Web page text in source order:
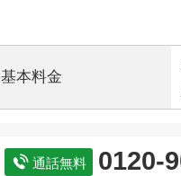
基本料金
通話無料 0120-